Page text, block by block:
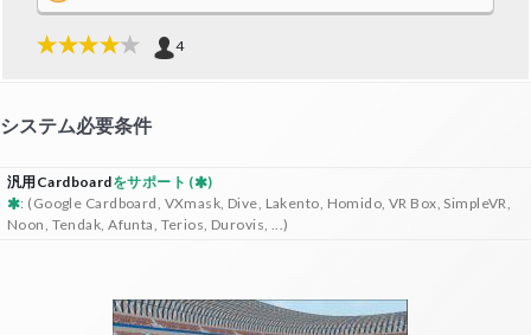
4
システム必要条件
汎用Cardboardをサポート (
)
: (Google Cardboard, VXmask, Dive, Lakento, Homido, VR Box, SimpleVR,
Noon, Tendak, Afunta, Terios, Durovis, ...)